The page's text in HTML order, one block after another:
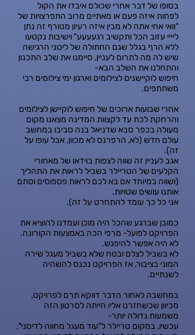
בסופו של דבר אחרי שכולם איבדו את הקול
לפחות איזה פעם או מאתיים מרוב התפרצויות של
"וואי אחי אתה לא מבין איזה רעיון מטורף זה נתן
ליייי עזוב הכל ותקשיב רגעעעע" וישיבות נקטעו
ללא הרף בגלל שגם החתולה של ליטני הרגישה
שיש לה מה לתרום לעניין, סיימנו את שלב התכנון
והתחלנו את השלב הבא-
חיפוש לוקיישנים לצילומים וארגון ימי צילומים רבי
משתתפים.
אחרי שבועות ארוכים של חיפוש לוקיישן לצילומים
והרחקת לכת עד לקצוות המדינה מצאנו מקום
מעולה בכפר סבא שדניאל בנה סביבו במחשב
עולם חדש (לא, הרפרנס לא מכוון, אבל עופו על
זה).
אגב לעניין זה שווה לצפות בוידאו של מאחורי
הקלעים של הטריילר בשביל לראות את התהליך
(ושווה במיוחד אם בא לכם לראות פספוסים וסתם
אותנו עושים שטויות.
אני כל כך עומד להתחרט על זה).
כמובן שברגע שהכל היה מוכן ועמדנו להוציא את
הפרויקט לפועל- מרפי הכה באמצעות הקורונה.
לא היה אפשר להיפגש.
לא בשביל לצלם ובטח שלא בשביל מעגל שירה
המוני בציבור, אז הפרויקט נכנס להשהיה
לשנתיים.
במחשבה לאחור הדבר דווקא תרם לפרויקט,
מכיוון שכשחזרנו אליו הייתה לסרטון הזה
משמעות גדולה יותר-
עכשיו, במקום טריילר ל"עוד מעגל מחווה לדיסני",